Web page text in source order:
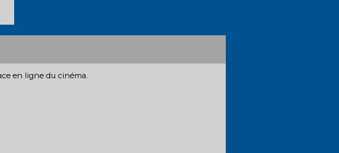
en ligne du cinéma.